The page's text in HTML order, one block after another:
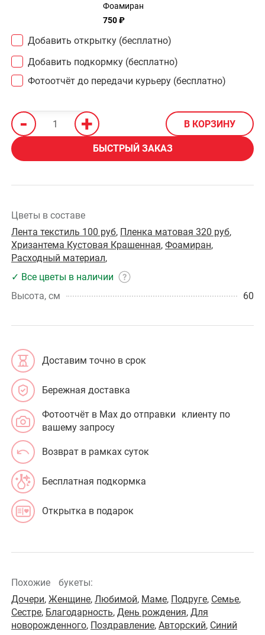
Фоамиран
750 ₽
Добавить открытку (бесплатно)
Добавить подкормку (бесплатно)
Фотоотчёт до передачи курьеру (бесплатно)
- + В КОРЗИНУ
БЫСТРЫЙ ЗАКАЗ
Цветы в составе
Лента текстиль 100 руб, Пленка матовая 320 руб,
Хризантема Кустовая Крашенная, Фоамиран,
Расходный материал,
✓ Все цветы в наличии
Высота, см
60
Доставим точно в срок
Бережная доставка
Фотоотчёт в Max до отправки клиенту по
вашему запросу
Возврат в рамках суток
Бесплатная подкормка
Открытка в подарок
Похожие букеты:
Дочери, Женщине, Любимой, Маме, Подруге, Семье,
Сестре, Благодарность, День рождения, Для
новорожденного, Поздравление, Авторский, Синий